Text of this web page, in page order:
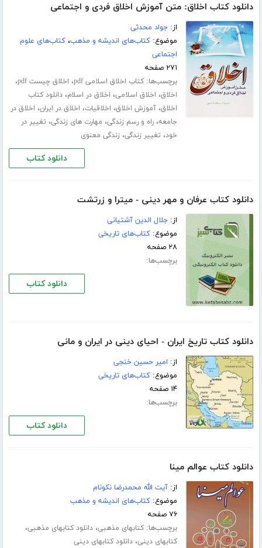
دانلود کتاب اخلاق: متن آموزش اخلاق فردی و اجتماعی
از:جواد محدثی
موضوع:کتاب‌های اندیشه و مذهب،کتاب‌های علوم
اجتماعی
۲۷۱ صفحه
برچسب‌ها:کتاب اخلاق اسلامی pdf ، اخلاق چیست pdf ،
اخلاق، اخلاق اسلامی، اخلاق در اسلام،دانلود کتاب
اخلاق،آموزش اخلاق، اخلاقیات، اخلاق در ایران، اخلاق در
جامعه،راه و رسم زندگی، مهارت های زندگی، تغییر در
خود، تغییر زندگی، زندگی معنوی
دانلود کتاب
دانلود کتاب عرفان و مهر دینی - میترا و زرتشت
از:جلال الدین آشتیانی
موضوع:کتاب‌های تاریخی
۲۸ صفحه
برچسب‌ها:
دانلود کتاب
دانلود کتاب تاریخ ایران - احیای دینی در ایران و مانی
از: امیر حسین خنجی
موضوع:کتاب‌های تاریخی
۱۴ صفحه
برچسب‌ها:
دانلود کتاب
دانلود کتاب عوالم مینا
از:آیت الله محمدرضا نکونام
موضوع:کتاب‌های اندیشه و مذهب
۷۶ صفحه
برچسب‌ها:کتابهای مذهبی،دانلود کتابهای مذهبی،
کتابهای دینی،دانلود کتابهای دینی